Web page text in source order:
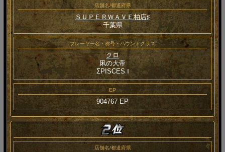
店舗名/都道府県
ＳＵＰＥＲＷＡＶＥ柏店♯
千葉県
プレーヤー名・称号・ハウンドクラス
クロ
凩の大帝
ΣPISCES Ⅰ
EP
904767 EP
店舗名/都道府県